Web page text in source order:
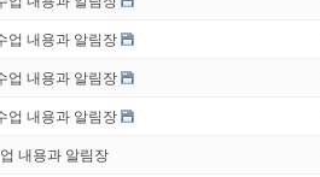
업 내용과 알림장
업 내용과 알림장
업 내용과 알림장
내용과 알림장